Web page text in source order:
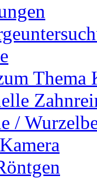
Thema
/